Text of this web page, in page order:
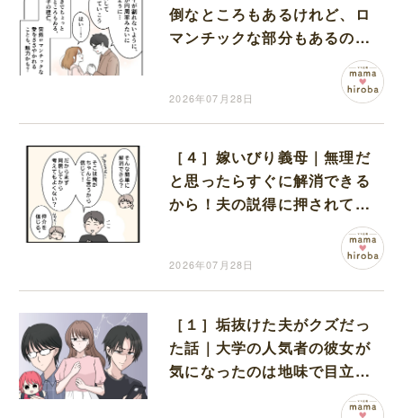
倒なところもあるけれど、ロ
マンチックな部分もあるのが
2026年07月28日
［４］嫁いびり義母｜無理だ
と思ったらすぐに解消できる
から！夫の説得に押されて義
2026年07月28日
［１］垢抜けた夫がクズだっ
た話｜大学の人気者の彼女が
気になったのは地味で目立た